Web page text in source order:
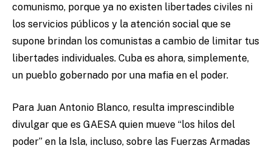
comunismo, porque ya no existen libertades civiles ni
los servicios públicos y la atención social que se
supone brindan los comunistas a cambio de limitar tus
libertades individuales. Cuba es ahora, simplemente,
un pueblo gobernado por una mafia en el poder.
Para Juan Antonio Blanco, resulta imprescindible
divulgar que es GAESA quien mueve “los hilos del
poder” en la Isla, incluso, sobre las Fuerzas Armadas